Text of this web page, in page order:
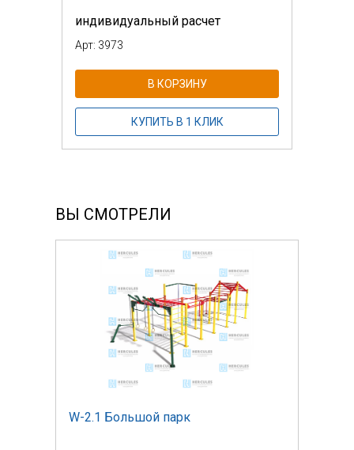
индивидуальный расчет
Арт: 3973
В КОРЗИНУ
КУПИТЬ В 1 КЛИК
ВЫ СМОТРЕЛИ
W-2.1 Большой парк